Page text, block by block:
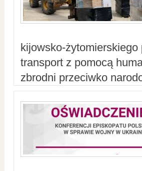
kijowsko-żytomierskiego
transport z pomocą
zbrodni przeciwko